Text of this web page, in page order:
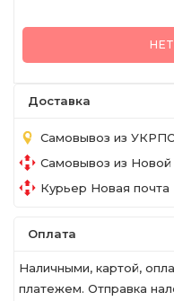
Доставка
Самовывоз из
Самовывоз из
Курьер Новая почта
Оплата
Наличными, картой,
платежем. Отправка